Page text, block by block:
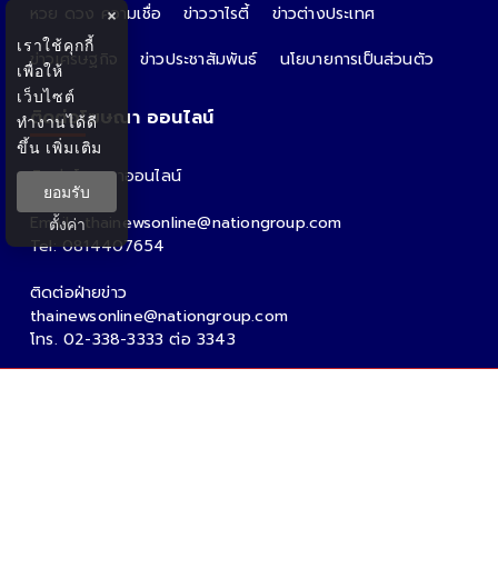
หวย ดวง ความเชื่อ
ข่าววาไรตี้
ข่าวต่างประเทศ
ข่าวเศรษฐกิจ
ข่าวประชาสัมพันธ์ นโยบายการเป็นส่วนตัว
ติดต่อโฆษณา ออนไลน์
ติดต่อโฆษณาออนไลน์
คุณอ้อ
Email : thainewsonline@nationgroup.com
Tel: 0814407654
ติดต่อฝ่ายข่าว
thainewsonline@nationgroup.com
โทร. 02-338-3333 ต่อ 3343
×
เราใช้คุกกี้
เพื่อให้
เว็บไซต์
ทำงานได้ดี
ขึ้น เพิ่มเติม
ยอมรับ
ตั้งค่า